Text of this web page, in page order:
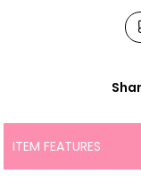
ITEM FEATURES